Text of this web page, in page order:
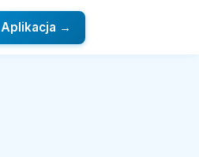
Aplikacja →